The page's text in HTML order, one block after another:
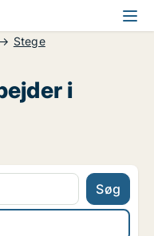
Stege
i
Søg